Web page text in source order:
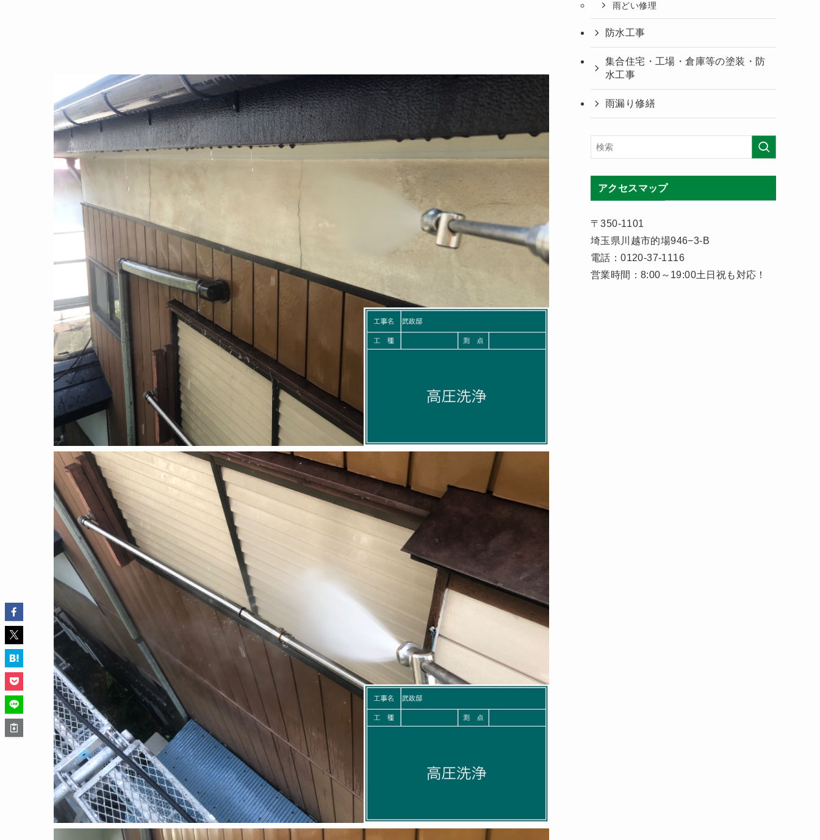
雨どい修理
防水工事
集合住宅・工場・倉庫等の塗装・防
水工事
雨漏り修繕
アクセスマップ
〒350-1101
埼玉県川越市的場946−3-B
電話：0120-37-1116
営業時間：8:00～19:00土日祝も対応！